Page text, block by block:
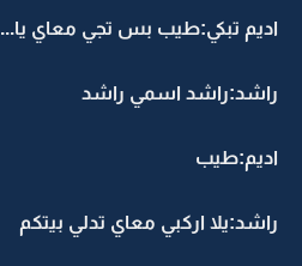
اديم تبكي:طيب بس تجي معاي يا...
راشد:راشد اسمي راشد
اديم:طيب
راشد:يلا اركبي معاي تدلي بيتكم